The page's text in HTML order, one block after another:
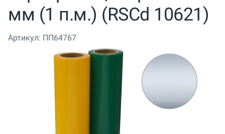
мм (1 п.м.) (RSCd 10621)
Артикул: ПП64767